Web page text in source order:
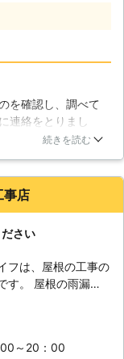
困りの際はお気軽に
【雨漏り発
から水が落ちてきた
が原因です。瓦が老
しまうことで割れた
まい、それが原因で
が溜まることで雨水
ってしまい雨漏りし
ります。雨漏りは雨
しか起こりません
問題を解決するまで
なりますので、雨漏
き止め早期修繕しな
。雨水の侵入で家屋
を確認し、調べて
連絡をとりまし
調べてもらうと確
続きを読む
事店
さい
フは、屋根の工事の
す。 屋根の雨漏り
屋根リフォーム、屋
、雨樋修理を承って
験豊富な職人があ
屋根のお悩みを解決
～20：00